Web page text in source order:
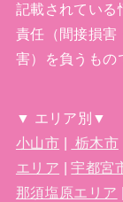
記載されている
責任（間接損害
害）を負うもの
▼ エリア別▼
小山市
栃木市
エリア |宇都宮
那須塩原エリア